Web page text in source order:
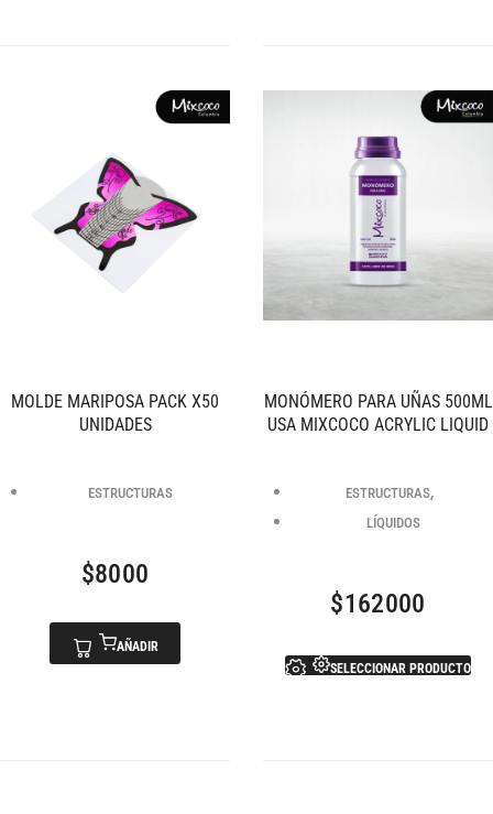
MOLDE MARIPOSA PACK X50
UNIDADES
ESTRUCTURAS
$8000
AÑADIR
MONÓMERO PARA UÑAS 500ML
USA MIXCOCO ACRYLIC LIQUID
ESTRUCTURAS,
LÍQUIDOS
$162000
SELECCIONAR PRODUCTO